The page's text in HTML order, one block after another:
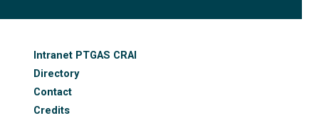
Intranet PTGAS CRAI
Directory
Contact
Credits